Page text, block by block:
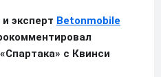
эксперт Betonmobile
с Квинси